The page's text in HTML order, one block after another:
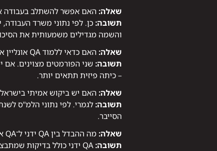
שאלה: האם אפשר להשתלב בעבודה
תשובה:
והשמה מגדילים משמעותית את
שאלה: האם כדאי ללמוד QA אונליין או בכיתה?
תשובה: שני הפורמטים מצוינים.
– כיתה פיזית תתאים יותר.
שאלה: האם יש ביקוש אמיתי
תשובה:
הסייבר.
שאלה: מה ההבדל בין QA ידני ל־QA אוטומטי?
תשובה: